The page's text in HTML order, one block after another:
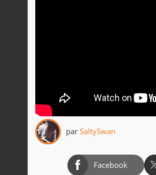
par SaltySwan
Facebook